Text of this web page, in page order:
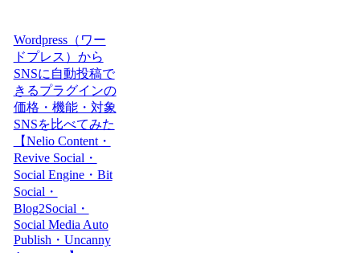
Wordpress（ワー
ドプレス）から
SNSに自動投稿で
きるプラグインの
価格・機能・対象
SNSを比べてみた
【Nelio Content・
Revive Social・
Social Engine・Bit
Social・
Blog2Social・
Social Media Auto
Publish・Uncanny